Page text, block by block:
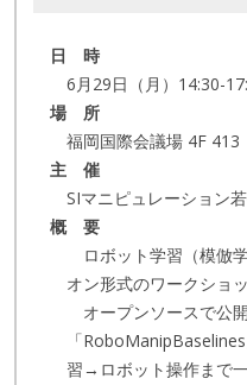
日 時
6月29日（月）14:30-
場 所
福岡国際会議場 4F 413
主 催
SIマニピュレーション
概 要
ロボット学習（模倣
オン形式のワークショ
オープンソースで公
「
習→ロボット操作まで